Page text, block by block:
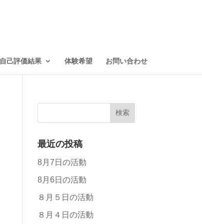
自己評価結果 体験希望 お問い合わせ
最近の投稿
8月7日の活動
8月6日の活動
８月５日の活動
８月４日の活動